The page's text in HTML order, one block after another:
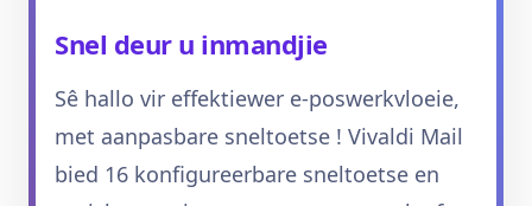
Snel deur u inmandjie
Sê hallo vir effektiewer e-poswerkvloeie,
met aanpasbare sneltoetse ! Vivaldi Mail
bied 16 konfigureerbare sneltoetse en